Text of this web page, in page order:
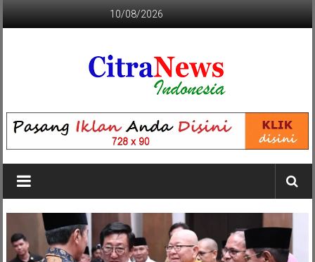
10/08/2026
CITRANEWS
INDONESIA
BERANI
DAN
KRISTIS